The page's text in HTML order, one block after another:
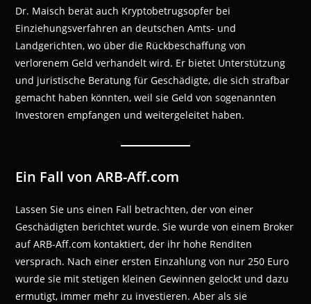
Dr. Maisch berät auch Kryptobetrugsopfer bei
Einziehungsverfahren an deutschen Amts- und
Landgerichten, wo über die Rückbeschaffung von
verlorenem Geld verhandelt wird. Er bietet Unterstützung
und juristische Beratung für Geschädigte, die sich strafbar
gemacht haben könnten, weil sie Geld von sogenannten
Investoren empfangen und weitergeleitet haben.
Ein Fall von ARB-Aff.com
Lassen Sie uns einen Fall betrachten, der von einer
Geschädigten berichtet wurde. Sie wurde von einem Broker
auf ARB-Aff.com kontaktiert, der ihr hohe Renditen
versprach. Nach einer ersten Einzahlung von nur 250 Euro
wurde sie mit stetigen kleinen Gewinnen gelockt und dazu
ermutigt, immer mehr zu investieren. Aber als sie